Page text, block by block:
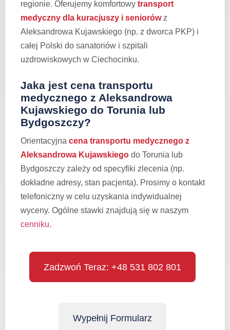
regionie. Oferujemy komfortowy transport
medyczny dla kuracjuszy i seniorówz
Aleksandrowa Kujawskiego (np. z dworca PKP) i
całej Polski do sanatoriów i szpitali
uzdrowiskowych w Ciechocinku.
Jaka jest cena transportu
medycznego z Aleksandrowa
Kujawskiego do Torunia lub
Bydgoszczy?
Orientacyjna cena transportu medycznego z
Aleksandrowa Kujawskiego do Torunia lub
Bydgoszczy zależy od specyfiki zlecenia (np.
dokładne adresy, stan pacjenta). Prosimy o kontakt
telefoniczny w celu uzyskania indywidualnej
wyceny. Ogólne stawki znajdują się w naszym
cenniku.
Zadzwoń Teraz: +48 531 802 801
Wypełnij Formularz